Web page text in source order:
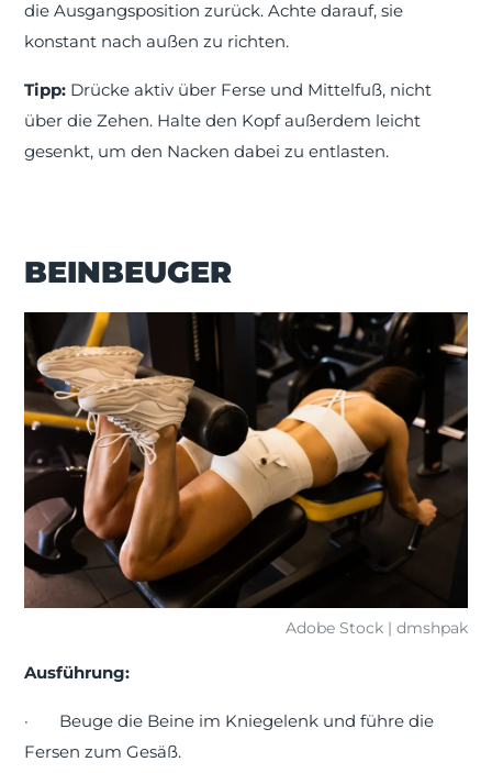
die Ausgangsposition zurück. Achte darauf, sie
konstant nach außen zu richten.
Tipp: Drücke aktiv über Ferse und Mittelfuß, nicht
über die Zehen. Halte den Kopf außerdem leicht
gesenkt, um den Nacken dabei zu entlasten.
BEINBEUGER
Adobe Stock | dmshpak
Ausführung:
· Beuge die Beine im Kniegelenk und führe die
Fersen zum Gesäß.